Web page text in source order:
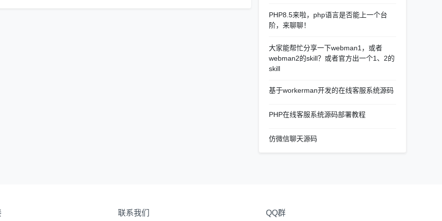
PHP8.5来啦，php语言是否能上一个台
阶，来聊聊！
大家能帮忙分享一下webman1，或者
webman2的skill？或者官方出一个1、2的
skill
基于workerman开发的在线客服系统源码
PHP在线客服系统源码部署教程
仿微信聊天源码
联系我们 QQ群